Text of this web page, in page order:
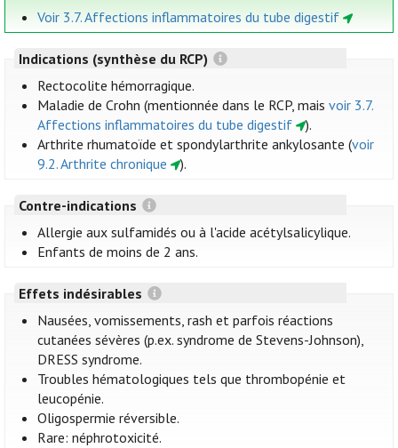
Voir 3.7. Affections inflammatoires du tube digestif
Indications (synthèse du RCP)
Rectocolite hémorragique.
Maladie de Crohn (mentionnée dans le RCP, maisvoir 3.7.
Affections inflammatoires du tube digestif
).
Arthrite rhumatoïde et spondylarthrite ankylosante (voir
9.2. Arthrite chronique
).
Contre-indications
Allergie aux sulfamidés ou à l'acide acétylsalicylique.
Enfants de moins de 2 ans.
Effets indésirables
Nausées, vomissements, rash et parfois réactions
cutanées sévères (p.ex. syndrome de Stevens-Johnson),
DRESS syndrome.
Troubles hématologiques tels que thrombopénie et
leucopénie.
Oligospermie réversible.
Rare: néphrotoxicité.